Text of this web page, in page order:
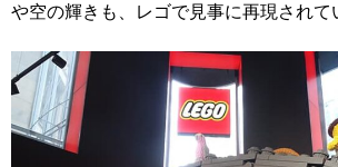
や空の輝きも、レゴで見事に再現されて